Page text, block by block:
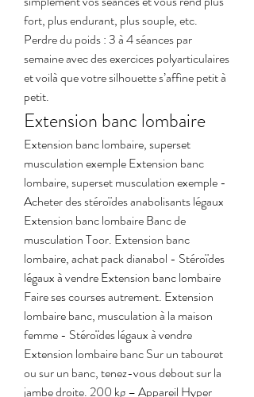
fort, plus endurant, plus souple, etc.
Perdre du poids : 3 à 4 séances par
semaine avec des exercices polyarticulaires
et voilà que votre silhouette s’affine petit à
petit.
Extension banc lombaire
Extension banc lombaire, superset
musculation exemple Extension banc
lombaire, superset musculation exemple -
Acheter des stéroïdes anabolisants légaux
Extension banc lombaire Banc de
musculation Toor. Extension banc
lombaire, achat pack dianabol - Stéroïdes
légaux à vendre Extension banc lombaire
Faire ses courses autrement. Extension
lombaire banc, musculation à la maison
femme - Stéroïdes légaux à vendre
Extension lombaire banc Sur un tabouret
ou sur un banc, tenez-vous debout sur la
jambe droite. 200 kg – Appareil Hyper